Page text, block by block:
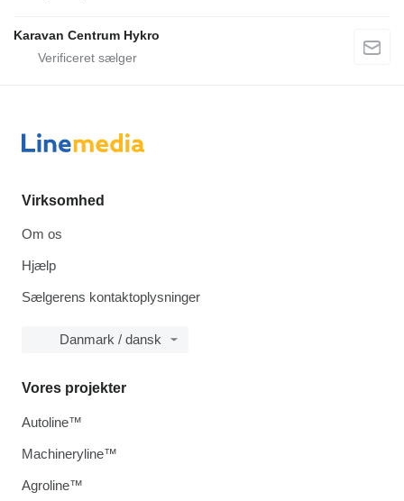
Karavan Centrum Hykro
Virksomhed
Om os
Hjælp
Sælgerens kontaktoplysninger
Danmark / dansk
Vores projekter
Autoline™
Machineryline™
Agroline™